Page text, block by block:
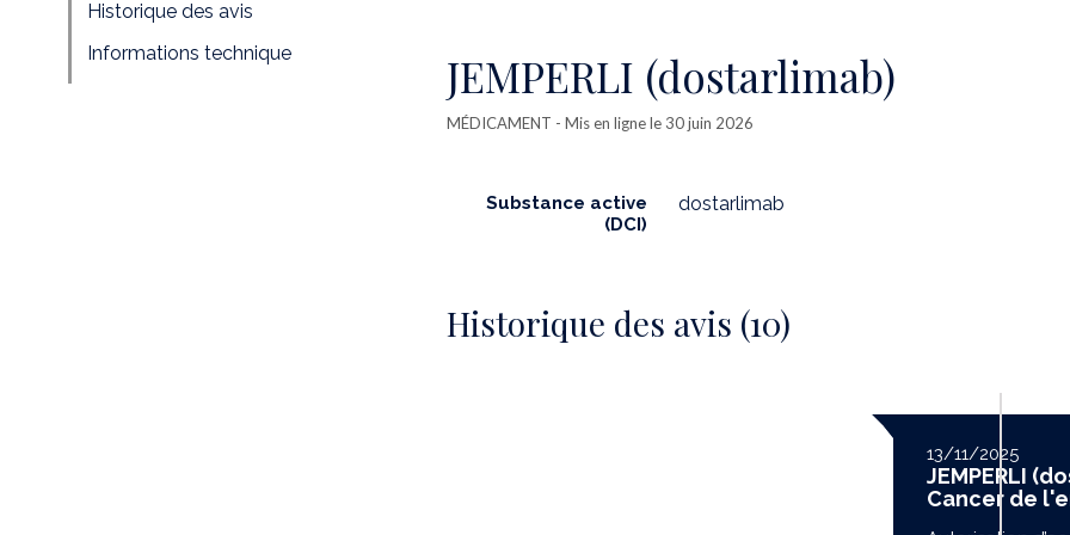
Historique des avis
Informations technique
JEMPERLI (dostarlimab)
MÉDICAMENT - Mis en ligne le 30 juin 2026
Substance active
(DCI)
dostarlimab
Historique des avis (10)
13/11/2025
JEMPERLI
Cancer de